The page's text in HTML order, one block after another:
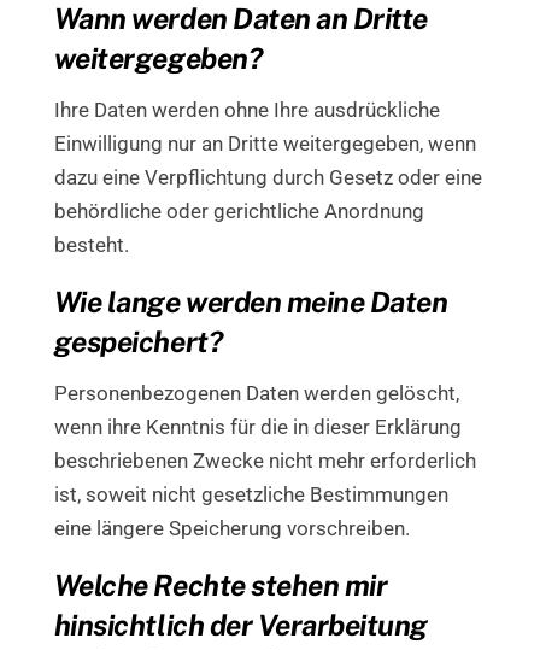
Wann werden Daten an Dritte
weitergegeben?
Ihre Daten werden ohne Ihre ausdrückliche
Einwilligung nur an Dritte weitergegeben, wenn
dazu eine Verpflichtung durch Gesetz oder eine
behördliche oder gerichtliche Anordnung
besteht.
Wie lange werden meine Daten
gespeichert?
Personenbezogenen Daten werden gelöscht,
wenn ihre Kenntnis für die in dieser Erklärung
beschriebenen Zwecke nicht mehr erforderlich
ist, soweit nicht gesetzliche Bestimmungen
eine längere Speicherung vorschreiben.
Welche Rechte stehen mir
hinsichtlich der Verarbeitung